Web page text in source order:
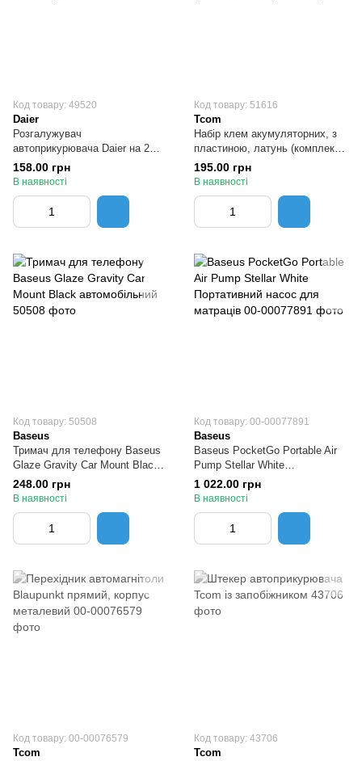
Код товару: 49520
Daier
Розгалужувач
автоприкурювача Daier на 2
гнізда з кабелем 0.3 метра
158.00 грн
В наявності
Код товару: 51616
Tcom
Набір клем акумуляторних, з
пластиною, латунь (комплект
2шт.)
195.00 грн
В наявності
Код товару: 50508
Baseus
Тримач для телефону Baseus
Glaze Gravity Car Mount Black
автомобільний
248.00 грн
В наявності
Код товару: 00-00077891
Baseus
Baseus PocketGo Portable Air
Pump Stellar White
Портативний насос для
матраців
1 022.00 грн
В наявності
Код товару: 00-00076579
Tcom
Код товару: 43706
Tcom